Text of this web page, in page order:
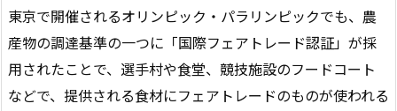
東京で開催されるオリンピック・パラリンピックでも、農
産物の調達基準の一つに「国際フェアトレード認証」が採
用されたことで、選手村や食堂、競技施設のフードコート
などで、提供される食材にフェアトレードのものが使われる